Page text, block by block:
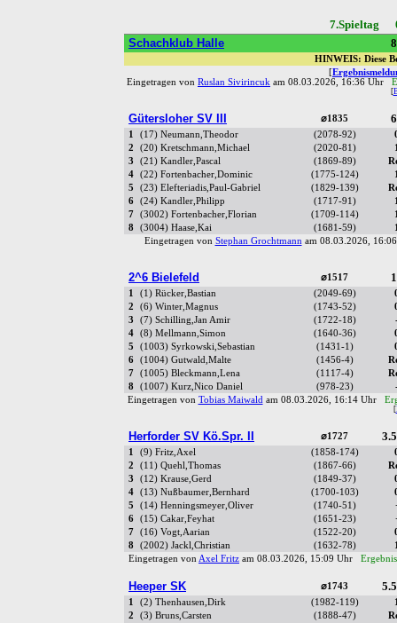
7.Spieltag
Schachklub Halle
HINWEIS: Diese
Eingetragen von Ruslan Sivirincuk am 08.03.2026, 16:36 Uhr
[
Gütersloher SV III ⌀1835
1 (17) Neumann,Theodor (2078-92)
2
(20) Kretschmann,Michael (2020-81)
3
(21) Kandler,Pascal (1869-89)
4
(22) Fortenbacher,Dominic (1775-124)
5
(23) Elefteriadis,Paul-Gabriel (1829-139)
6
(24) Kandler,Philipp (1717-91)
7
(3002) Fortenbacher,Florian (1709-114)
8
(3004) Haase,Kai (1681-59)
Eingetragen von Stephan Grochtmannam 08.03.2026,
2^6 Bielefeld ⌀1517
1 (1) Rücker,Bastian (2049-69)
2
(6) Winter,Magnus (1743-52)
3
(7) Schilling,Jan Amir (1722-18)
4
(8) Mellmann,Simon (1640-36)
5
(1003) Syrkowski,Sebastian (1431-1)
6
(1004) Gutwald,Malte (1456-4)
7
(1005) Bleckmann,Lena (1117-4)
8
(1007) Kurz,Nico Daniel (978-23)
Eingetragen von Tobias Maiwaldam 08.03.2026, 16:14 Uhr
[
Herforder SV Kö.Spr. II ⌀1727
1 (9) Fritz,Axel (1858-174)
2
(11) Quehl,Thomas (1867-66)
3
(12) Krause,Gerd (1849-37)
4
(13) Nußbaumer,Bernhard (1700-103)
5
(14) Henningsmeyer,Oliver (1740-51)
6
(15) Cakar,Feyhat (1651-23)
7
(16) Vogt,Aarian (1522-20)
8
(2002) Jackl,Christian (1632-78)
Eingetragen vonAxel Fritz am 08.03.2026, 15:09 Uhr
Heeper SK ⌀1743
1 (2) Thenhausen,Dirk (1982-119)
2
(3) Bruns,Carsten (1888-47)